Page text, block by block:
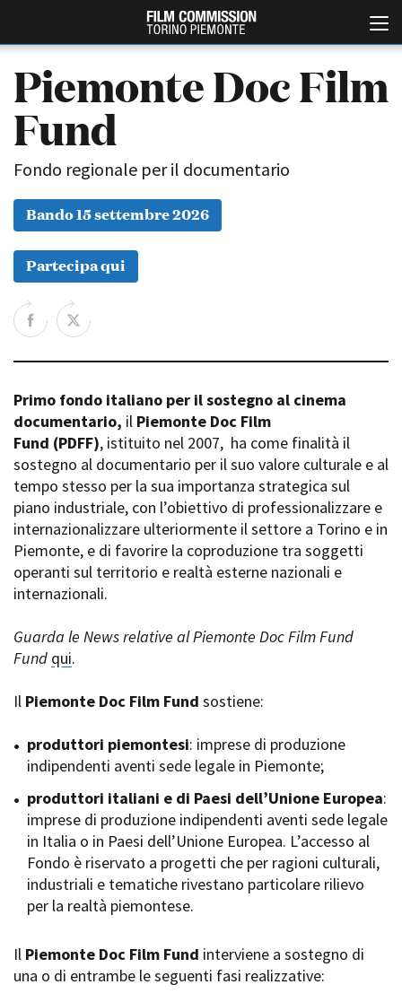
Chi siamo
Storia della Fondazione
Partner
Rete regionale
Bilancio sociale
Amministrazione
trasparente
Bandi e gare
Sostenibilità ambientale
SERVIZI
Servizi generali
Spazi nella sede FCTP
Sala Casting
Sala Paolo Tenna
Piemonte Film Tv Fund
Piemonte Film Tv
Development Fund
Piemonte Doc Film Fund
Short Film Fund
PRODUCTION GUIDE
Società di produzione
Strutture di servizio
Attrici-Attori
Beginners
Guarda che storia!
La Grazia - Immagini e
location della Torino di Paolo
Sorrentino
Open Day
Ciak in TOur!
FESTIVAL, MARKETS,
AWARDS
International Film Festival
Festival de Cannes
Locarno Film Festival
Cinematografica Venezia
Toronto International Film
Festa del Cinema di Roma
Torino Film Festival
David di Donatello
Nastri d’Argento
Premio Solinas
Location - Accedi al tuo
profilo
Piemonte Doc Film
Fund
Fondo regionale per il documentario
Bando 15 settembre 2026
Partecipa qui
Primo fondo italiano per il sostegno al cinema
documentario, il Piemonte Doc Film
Fund (PDFF), istituito nel 2007, ha come finalità il
sostegno al documentario per il suo valore culturale e al
tempo stesso per la sua importanza strategica sul
piano industriale, con l’obiettivo di professionalizzare e
internazionalizzare ulteriormente il settore a Torino e in
Piemonte, e di favorire la coproduzione tra soggetti
operanti sul territorio e realtà esterne nazionali e
internazionali.
Guarda le News relative al Piemonte Doc Film Fund
Fund qui.
Il Piemonte Doc Film Fund sostiene:
produttori piemontesi: imprese di produzione
indipendenti aventi sede legale in Piemonte;
produttori italiani e di Paesi dell’Unione Europea:
imprese di produzione indipendenti aventi sede legale
in Italia o in Paesi dell’Unione Europea. L’accesso al
Fondo è riservato a progetti che per ragioni culturali,
industriali e tematiche rivestano particolare rilievo
per la realtà piemontese.
Il Piemonte Doc Film Fund interviene a sostegno di
una o di entrambe le seguenti fasi realizzative: